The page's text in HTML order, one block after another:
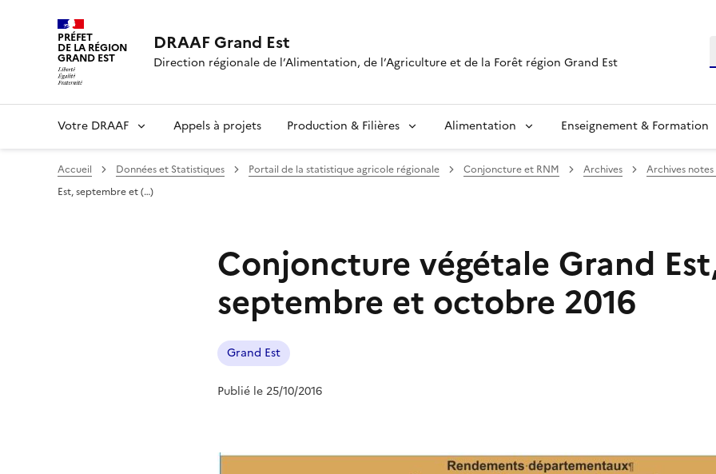
PRÉFET
DE LA RÉGION
GRAND EST
DRAAF Grand Est
Direction régionale de l’Alimentation, de l’Agriculture et de la Forêt région Grand Est
Votre DRAAF Appels à projets Production & Filières Alimentation Enseignement & Formation
Accueil Données et Statistiques Portail de la statistique agricole régionale Conjoncture et RNM Archives
Archives
Est, septembre et (…)
Conjoncture végétale Grand
septembre et octobre 2016
Grand Est
Publié le 25/10/2016